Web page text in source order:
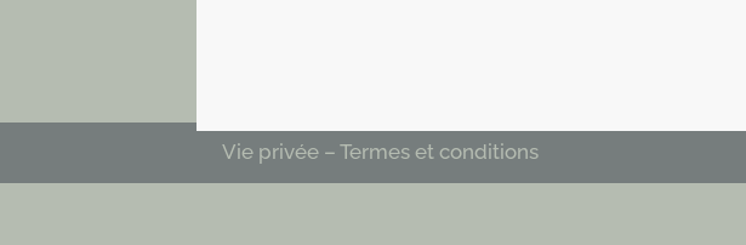
Vie privée –Termes et conditions